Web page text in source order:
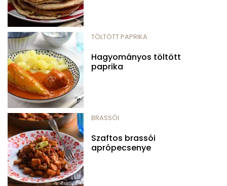
TÖLTÖTT PAPRIKA
Hagyományos töltött
paprika
BRASSÓI
Szaftos brassói
aprópecsenye